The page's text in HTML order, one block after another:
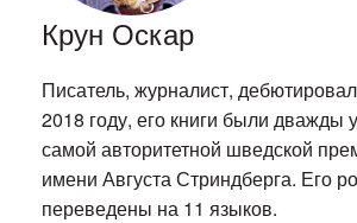
Крун Оскар
Писатель, журналист,
2018 году, его книги были дважды
самой авторитетной шведской
имени Августа Стриндберга. Его
переведены на 11 языков.